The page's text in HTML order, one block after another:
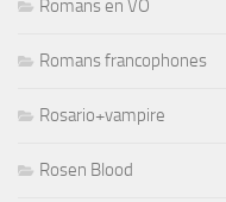
Romans en VO
Romans francophones
Rosario+vampire
Rosen Blood